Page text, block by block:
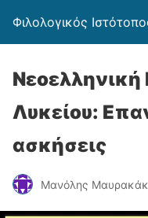
Φιλολογικός
Λυκείου:
ασκήσεις
Μανόλης